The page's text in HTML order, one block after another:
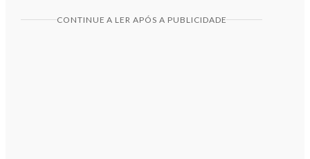
CONTINUE A LER APÓS A PUBLICIDADE